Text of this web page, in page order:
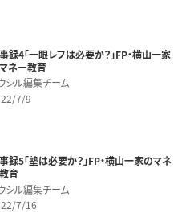
録4「一眼レフは必要か？」FP・横山一家
ネー教育
シル編集チーム
7/9
録5「塾は必要か？」FP・横山一家のマネ
育
シル編集チーム
7/16